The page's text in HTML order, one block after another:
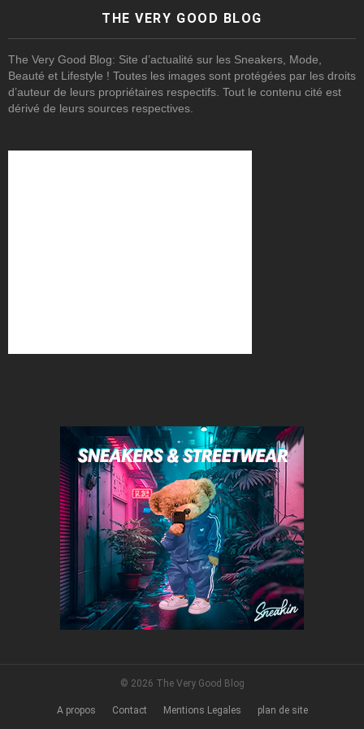
THE VERY GOOD BLOG
The Very Good Blog: Site d’actualité sur les Sneakers, Mode,
Beauté et Lifestyle ! Toutes les images sont protégées par les droits
d’auteur de leurs propriétaires respectifs. Tout le contenu cité est
dérivé de leurs sources respectives.
© 2026 The Very Good Blog
A propos Contact Mentions Legales plan de site